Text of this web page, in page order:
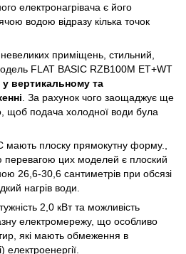
електронагрівача є його
водою відразу кілька точок
приміщень, стильний,
FLAT BASIC RZB100М ET+WT
вертикальному та
. За рахунок чого заощаджує ще
щоб подача холодної води була
мають плоску прямокутну форму.,
цих моделей є плоский
26,6-30,6 сантиметрів при обсязі
нагрів води.
2,0 кВт та можливість
електромережу, що особливо
які мають обмеження в